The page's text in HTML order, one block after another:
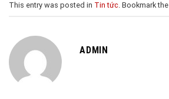
This entry was posted in Tin tức . Bookmark the
ADMIN